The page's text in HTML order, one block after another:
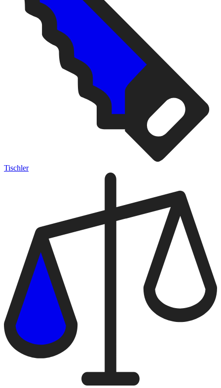
Tischler